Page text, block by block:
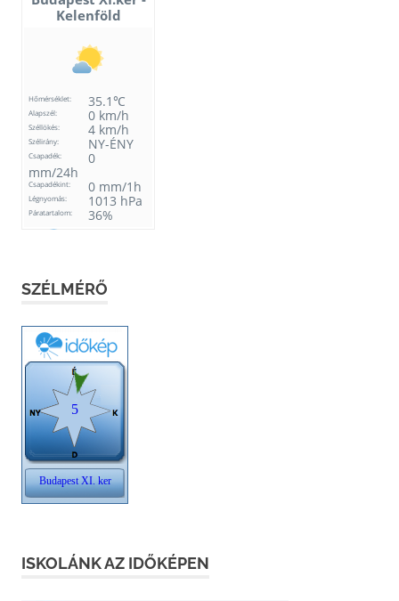
SZÉLMÉRŐ
ISKOLÁNK AZ IDŐKÉPEN